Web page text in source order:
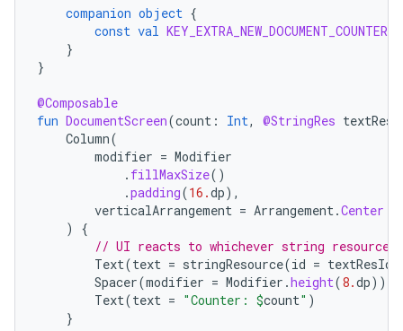
companion object {
const val KEY_EXTRA_NEW_DOCUMENT_COUNTER
}
}
@Composable
fun DocumentScreen(count : Int, @StringRes
Column(
modifier = Modifier
. fillMaxSize()
.padding(16.dp),
verticalArrangement = Arrangement .Center
)
{
// UI reacts to whichever string resource ID
Text(text = stringResource(id = textResId
Spacer(modifier = Modifier .height(8.dp))
Text(text = "Counter: $count" )
}